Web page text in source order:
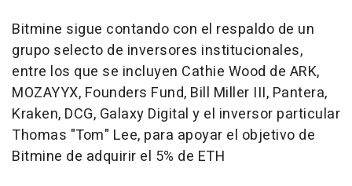
Bitmine sigue contando con el respaldo de un
grupo selecto de inversores institucionales,
entre los que se incluyen Cathie Wood de ARK,
MOZAYYX, Founders Fund, Bill Miller III, Pantera,
Kraken, DCG, Galaxy Digital y el inversor particular
Thomas "Tom" Lee, para apoyar el objetivo de
Bitmine de adquirir el 5% de ETH